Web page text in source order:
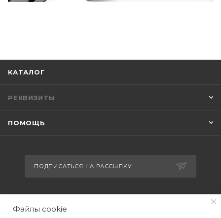
КАТАЛОГ
РЕКВИЗИТЫ
ПОМОЩЬ
ПОДПИСАТЬСЯ НА РАССЫЛКУ
Файлы cookie